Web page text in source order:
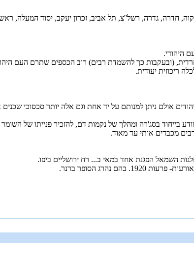
מחוץ לחומות, פתח תקוה, חדרה, גדרה, רשל''צ, תל אביב, זכרון יעקב, יסוד
(ובעקבות כך להשמדת רבים) רוב הכספים שתרם העם
ריכוזית יעודית.
ערבים באופן מודע בייחוד בסג'רה ומהלך של נקמות דם, להזכיר פנייתו
נהרג הסופר ברנר.